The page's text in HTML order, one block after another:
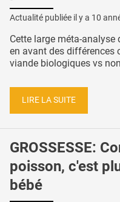
Actualité publiée il y a 10
Cette large méta-analyse
en avant des différences
viande biologiques vs
LIRE LA SUITE
GROSSESSE:
poisson, c'est
bébé